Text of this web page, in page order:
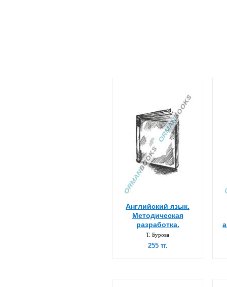
Английский язык.
Методическая
разработка.
Т. Бурова
255 тг.